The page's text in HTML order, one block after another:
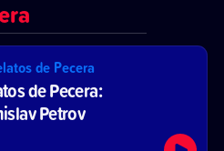
de Pecera
de Pecera:
Petrov